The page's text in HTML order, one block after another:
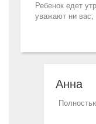
Ребенок едет
уважают ни вас,
Анна